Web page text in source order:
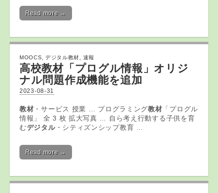
Read more →
MOOCS デジタル教材 速報
高校教材「プログル情報」​​オリジ
ナル問題作成機能を追加
2023-08-31
教材 ・サービス 授業 … プログラミング教材 「プログル
情報」 全 3 枚 拡大写真 … 自ら考え行動する子供を育
むデジタル・シティズンシップ教育 …
Read more →